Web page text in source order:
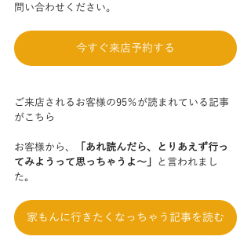
問い合わせください。
今すぐ来店予約する
ご来店されるお客様の95％が読まれている記事
がこちら
お客様から、
「あれ読んだら、とりあえず行っ
てみようって思っちゃうよ～」
と言われまし
た。
家もんに行きたくなっちゃう記事を読む